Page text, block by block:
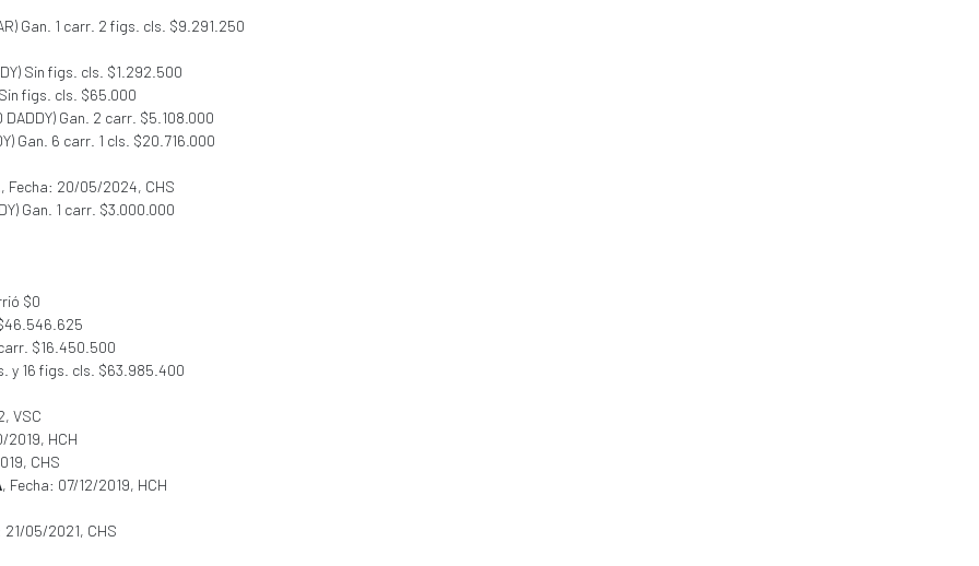
Gan. 1 carr. 2 figs. cls. $9.291.250
Sin figs. cls. $1.292.500
Sin figs. cls. $65.000
DADDY) Gan. 2 carr. $5.108.000
Gan. 6 carr. 1 cls. $20.716.000
, Fecha: 20/05/2024, CHS
Gan. 1 carr. $3.000.000
$0
$46.546.625
carr. $16.450.500
y 16 figs. cls. $63.985.400
VSC
2019, HCH
CHS
, Fecha: 07/12/2019, HCH
21/05/2021, CHS